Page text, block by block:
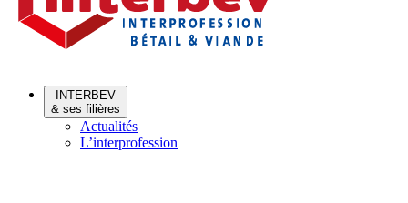
INTERBEV
& ses filières
Actualités
L’interprofession